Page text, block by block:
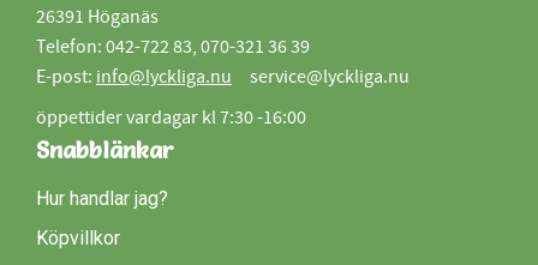
26391 Höganäs
Telefon: 042-722 83, 070-321 36 39
E-post: info@lyckliga.nu service@lyckliga.nu
öppettider vardagar kl 7:30 -16:00
Snabblänkar
Hur handlar jag?
Köpvillkor